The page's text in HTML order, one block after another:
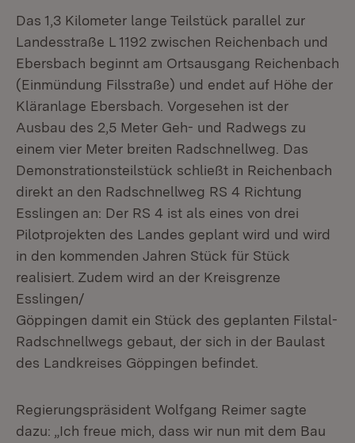
Das 1,3 Kilometer lange Teilstück parallel zur
Landesstraße L 1192 zwischen Reichenbach und
Ebersbach beginnt am Ortsausgang Reichenbach
(Einmündung Filsstraße) und endet auf Höhe der
Kläranlage Ebersbach. Vorgesehen ist der
Ausbau des 2,5 Meter Geh- und Radwegs zu
einem vier Meter breiten Radschnellweg. Das
Demonstrationsteilstück schließt in Reichenbach
direkt an den Radschnellweg RS 4 Richtung
Esslingen an: Der RS 4 ist als eines von drei
Pilotprojekten des Landes geplant wird und wird
in den kommenden Jahren Stück für Stück
realisiert. Zudem wird an der Kreisgrenze
Esslingen/
Göppingen damit ein Stück des geplanten Filstal-
Radschnellwegs gebaut, der sich in der Baulast
des Landkreises Göppingen befindet.
Regierungspräsident Wolfgang Reimer sagte
dazu: „Ich freue mich, dass wir nun mit dem Bau